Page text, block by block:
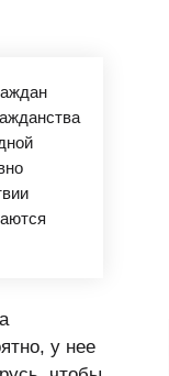
у нее